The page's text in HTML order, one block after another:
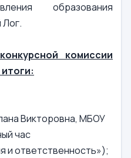
образования
Лог.
комиссии
Викторовна, МБОУ
час
и ответственность»);